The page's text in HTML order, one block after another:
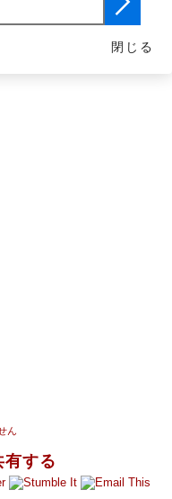
有する
ん
閉じる